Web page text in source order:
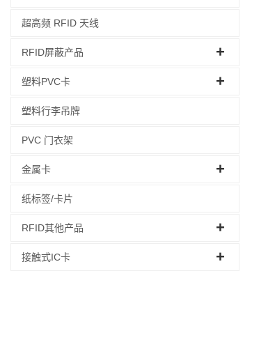
超高频 RFID 天线
RFID屏蔽产品
塑料PVC卡
塑料行李吊牌
PVC 门衣架
金属卡
纸标签/卡片
RFID其他产品
接触式IC卡